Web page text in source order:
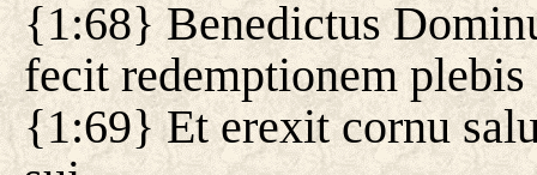
{1:68} Benedictus
fecit redemptionem
{1:69} Et erexit cornu